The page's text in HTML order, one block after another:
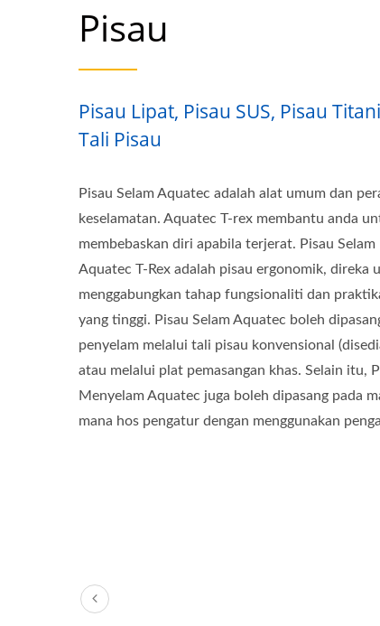
Pisau
Pisau Lipat, Pisau SUS, Pisau
Tali Pisau
Pisau Selam Aquatec adalah alat umum dan
keselamatan. Aquatec T-rex membantu anda
membebaskan diri apabila terjerat. Pisau Selam
Aquatec T-Rex adalah pisau ergonomik, direka
menggabungkan tahap fungsionaliti dan
yang tinggi. Pisau Selam Aquatec boleh
penyelam melalui tali pisau konvensional
atau melalui plat pemasangan khas. Selain itu,
Menyelam Aquatec juga boleh dipasang pada
mana hos pengatur dengan menggunakan